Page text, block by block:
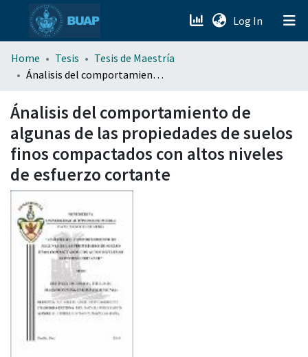
Log In (current)
menu.section.about_menu
Home Tesis
Tesis de Maestría
Ánalisis del comportamiento de algunas de las propiedades de suelos finos compactados con altos niveles de esfuerzo cortante
Ánalisis del comportamiento de
algunas de las propiedades de suelos
finos compactados con altos niveles
de esfuerzo cortante